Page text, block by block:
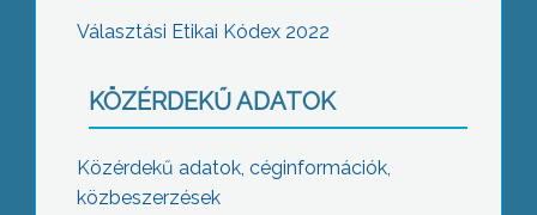
Választási Etikai Kódex 2022
KÖZÉRDEKŰ ADATOK
Közérdekű adatok, céginformációk,
közbeszerzések